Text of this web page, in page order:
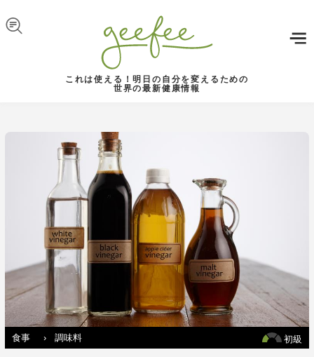
これは使える！明日の自分を変えるための
世界の最新健康情報
初級
食事 › 調味料